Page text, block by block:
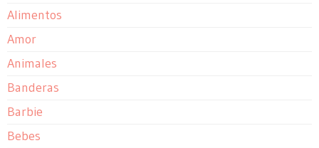
Alimentos
Amor
Animales
Banderas
Barbie
Bebes